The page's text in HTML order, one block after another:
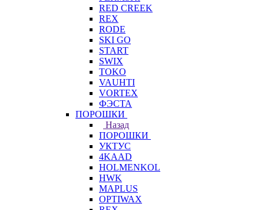
RED CREEK
REX
RODE
SKI GO
START
SWIX
TOKO
VAUHTI
VORTEX
ФЭСТА
ПОРОШКИ
Назад
ПОРОШКИ
УКТУС
4KAAD
HOLMENKOL
HWK
MAPLUS
OPTIWAX